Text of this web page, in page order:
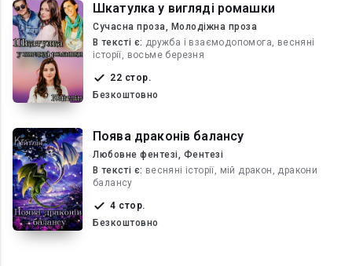
Шкатулка у вигляді ромашки
Сучасна проза, Молодіжна проза
В текcті є: дружба і взаємодопомога, весняні
історії, восьме березня
22 стор.
Безкоштовно
Поява драконів балансу
Любовне фентезі, Фентезі
В текcті є: весняні історії, мій дракон, дракони
балансу
4 стор.
Безкоштовно